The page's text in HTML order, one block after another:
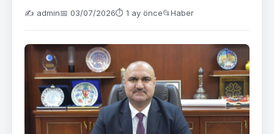
✍️ admin📅 03/07/2026⏱ 1 ay önce📂Haber